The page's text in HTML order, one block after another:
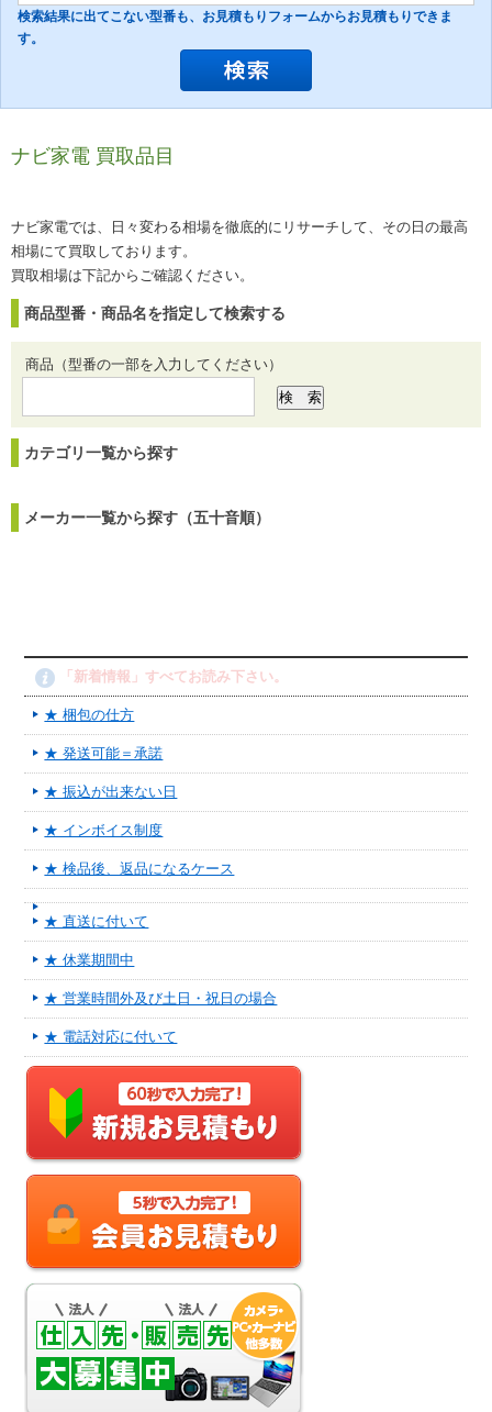
検索結果に出てこない型番も、お見積もりフォームからお見積もりできま
す。
ナビ家電 買取品目
ナビ家電では、日々変わる相場を徹底的にリサーチして、その日の最高
相場にて買取しております。
買取相場は下記からご確認ください。
商品型番・商品名を指定して検索する
商品（型番の一部を入力してください）
カテゴリ一覧から探す
メーカー一覧から探す（五十音順）
「新着情報」すべてお読み下さい。
★ 梱包の仕方
★ 発送可能＝承諾
★ 振込が出来ない日
★ インボイス制度
★ 検品後、返品になるケース
★ 直送に付いて
★ 休業期間中
★ 営業時間外及び土日・祝日の場合
★ 電話対応に付いて